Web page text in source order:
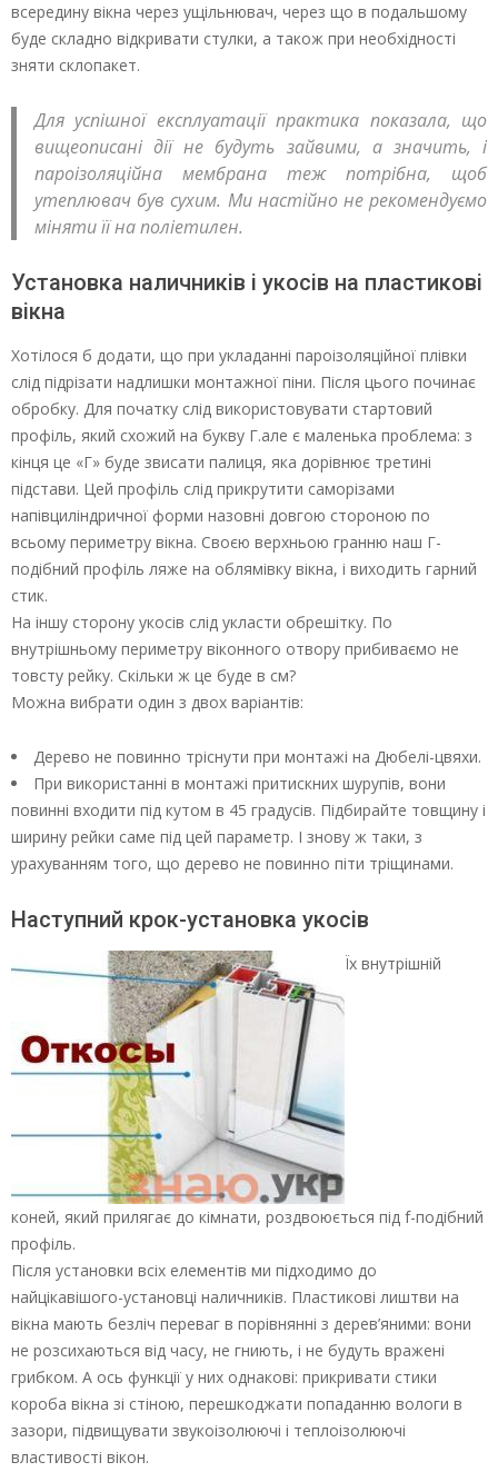
всередину вікна через ущільнювач, через що в подальшому
буде складно відкривати стулки, а також при необхідності
зняти склопакет.
Для успішної експлуатації практика показала, що
вищеописані дії не будуть зайвими, а значить, і
пароізоляційна мембрана теж потрібна, щоб
утеплювач був сухим. Ми настійно не рекомендуємо
міняти її на поліетилен.
Установка наличників і укосів на пластикові
вікна
Хотілося б додати, що при укладанні пароізоляційної плівки
слід підрізати надлишки монтажної піни. Після цього починає
обробку. Для початку слід використовувати стартовий
профіль, який схожий на букву Г.але є маленька проблема: з
кінця це «Г» буде звисати палиця, яка дорівнює третині
підстави. Цей профіль слід прикрутити саморізами
напівциліндричної форми назовні довгою стороною по
всьому периметру вікна. Своєю верхньою гранню наш Г-
подібний профіль ляже на облямівку вікна, і виходить гарний
стик.
На іншу сторону укосів слід укласти обрешітку. По
внутрішньому периметру віконного отвору прибиваємо не
товсту рейку. Скільки ж це буде в см?
Можна вибрати один з двох варіантів:
Дерево не повинно тріснути при монтажі на Дюбелі-цвяхи.
При використанні в монтажі притискних шурупів, вони
повинні входити під кутом в 45 градусів. Підбирайте товщину і
ширину рейки саме під цей параметр. І знову ж таки, з
урахуванням того, що дерево не повинно піти тріщинами.
Наступний крок-установка укосів
Їх внутрішній
коней, який прилягає до кімнати, роздвоюється під f-подібний
профіль.
Після установки всіх елементів ми підходимо до
найцікавішого-установці наличників. Пластикові лиштви на
вікна мають безліч переваг в порівнянні з дерев’яними: вони
не розсихаються від часу, не гниють, і не будуть вражені
грибком. А ось функції у них однакові: прикривати стики
короба вікна зі стіною, перешкоджати попаданню вологи в
зазори, підвищувати звукоізолюючі і теплоізолюючі
властивості вікон.